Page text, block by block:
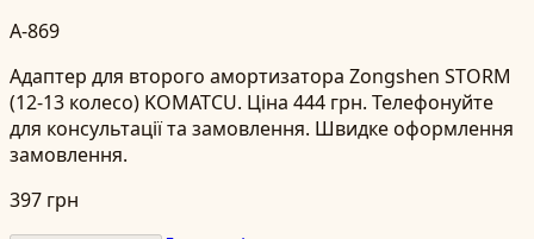
A-869
Адаптер для второго амортизатора Zongshen STORM
(12-13 колесо) KOMATCU. Ціна 444 грн. Телефонуйте
для консультації та замовлення. Швидке оформлення
замовлення.
397 грн